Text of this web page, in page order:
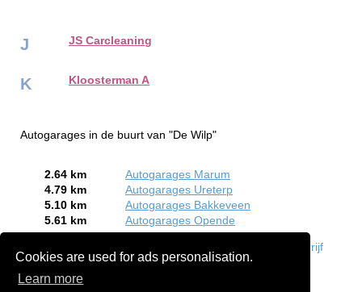
Cookies are used for ads personalisation.
Learn more
J JS Carcleaning
K Kloosterman A
Autogarages in de buurt van "De Wilp"
2.64 km
Autogarages Marum
4.79 km
Autogarages Ureterp
5.10 km
Autogarages Bakkeveen
5.61 km
Autogarages Opende
Meld een bedrijf
gratis aan